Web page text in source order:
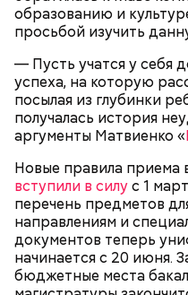
образованию и
просьбой изучить
— Пусть учатся у себя
успеха, на которую
посылая из глубинки
получалась история
аргументы Матвиенко «
Новые правила приема
вступили в силус 1
перечень предметов
направлениям и
документов теперь
начинается с 20 июня.
бюджетные места
— Кабачки, порезанные
обжарить на
петрушки, чеснок, соль
Получается очень
— В дыне содержится
представлен
хорошо, потому что
помнить, что сладкими
увлекаться, так же как
сахарным диабетом и
подчеркнула доктор.